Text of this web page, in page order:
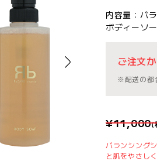
内容量：バ
ボディーソ
ご注文
※配送の都
¥11,000(
バランシング
と肌をやさし